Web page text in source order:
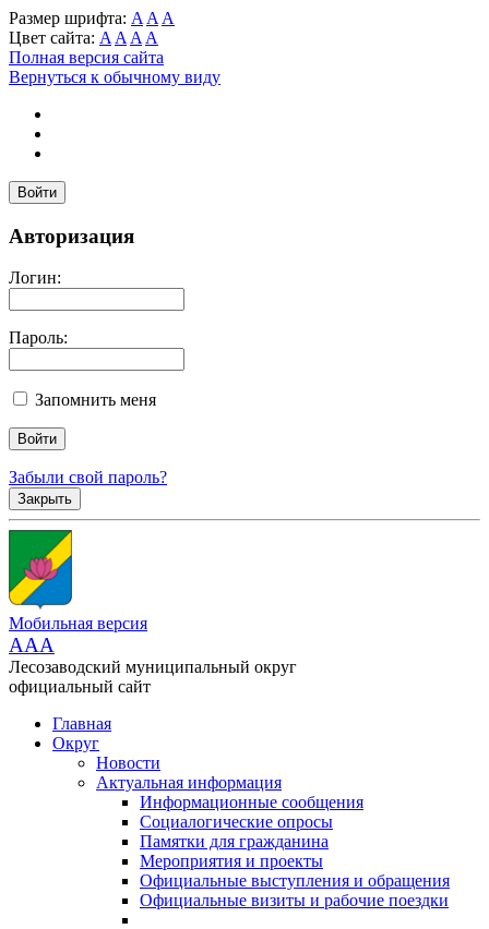
Размер шрифта: A A A
Цвет сайта: A A A A
Полная версия сайта
Вернуться к обычному виду
Войти
Авторизация
Логин:
Пароль:
Запомнить меня
Забыли свой пароль?
Закрыть
Мобильная версия
AAA
Лесозаводский муниципальный округ
официальный сайт
Главная
Округ
Новости
Актуальная информация
Информационные сообщения
Социалогические опросы
Памятки для гражданина
Мероприятия и проекты
Официальные выступления и обращения
Официальные визиты и рабочие поездки